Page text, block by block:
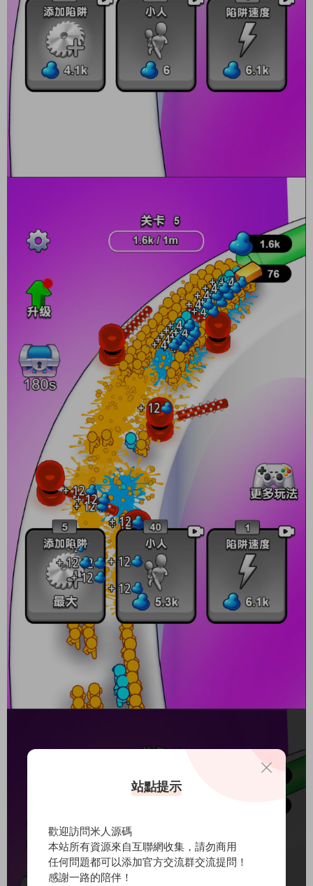
站點提示
歡迎訪問米人源碼
本站所有資源來自互聯網收集，請勿商用
任何問題都可以添加官方交流群交流提問！
感謝一路的陪伴！